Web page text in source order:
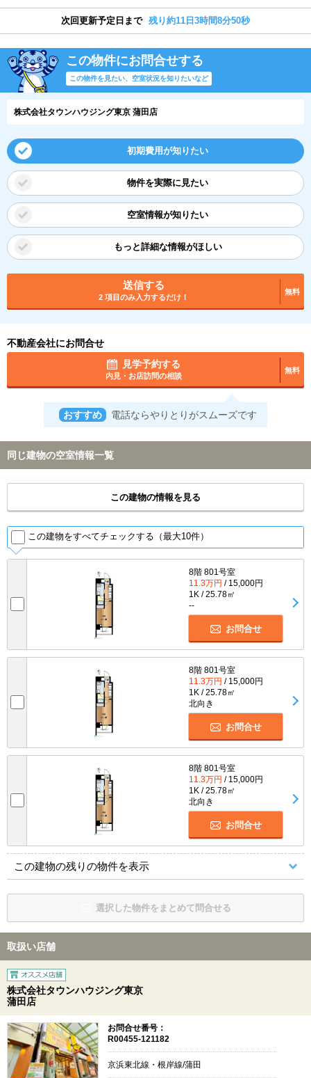
次回更新予定日まで 残り約11日3時間8分49秒
この物件にお問合せする
この物件を見たい、空室状況を知りたいなど
株式会社タウンハウジング東京 蒲田店
初期費用が知りたい
物件を実際に見たい
空室情報が知りたい
もっと詳細な情報がほしい
送信する
2 項目のみ入力するだけ！
無料
不動産会社にお問合せ
見学予約する
内見・お店訪問の相談
無料
おすすめ 電話ならやりとりがスムーズです
同じ建物の空室情報一覧
この建物の情報を見る
この建物をすべてチェックする（最大10件）
8階 801号室
11.3万円 / 15,000円
1K / 25.78㎡
--
お問合せ
8階 801号室
11.3万円 / 15,000円
1K / 25.78㎡
北向き
お問合せ
8階 801号室
11.3万円 / 15,000円
1K / 25.78㎡
北向き
お問合せ
この建物の残りの物件を表示
選択した物件をまとめて問合せる
取扱い店舗
株式会社タウンハウジング東京
蒲田店
お問合せ番号：
R00455-121182
京浜東北線・根岸線/蒲田